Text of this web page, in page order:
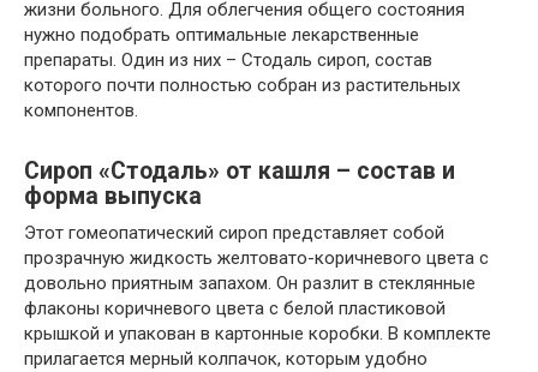
жизни больного. Для облегчения общего состояния
нужно подобрать оптимальные лекарственные
препараты. Один из них – Стодаль сироп, состав
которого почти полностью собран из растительных
компонентов.
Сироп «Стодаль» от кашля – состав и
форма выпуска
Этот гомеопатический сироп представляет собой
прозрачную жидкость желтовато-коричневого цвета с
довольно приятным запахом. Он разлит в стеклянные
флаконы коричневого цвета с белой пластиковой
крышкой и упакован в картонные коробки. В комплекте
прилагается мерный колпачок, которым удобно